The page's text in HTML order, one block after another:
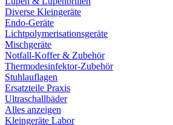
Diverse Kleingeräte
Endo-Geräte
Lichtpolymerisationsgeräte
Mischgeräte
Notfall-Koffer & Zubehör
Thermodesinfektor-Zubehör
Stuhlauflagen
Ersatzteile Praxis
Ultraschallbäder
Alles anzeigen
Kleingeräte Labor